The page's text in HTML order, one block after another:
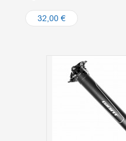
32,00 €